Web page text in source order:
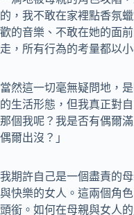
的，我不敢在家裡點香氛
歡的音樂、不敢在她的面
走，所有行為的考量都以
當然這一切毫無疑問地，
的生活形態，但我真正對
那個我呢？我是否有偶爾
偶爾出沒？」
我期許自己是一個盡責的
與快樂的女人。這兩個角
頭銜。如何在母親與女人